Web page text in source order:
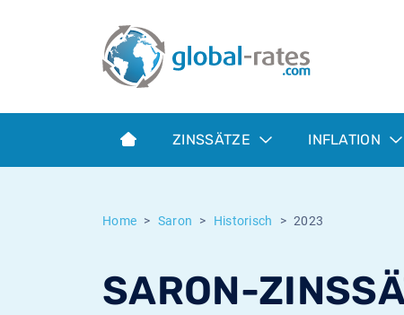
ZINSSÄTZE INFLATION
Home Saron Historisch 2023
SARON-
Term SOFR
Was ist die VPI-Inflation?
Was ist die HVPI-Inflation?
Schweizerische inflation
Historische Euribor-Sätze
Historische ESTER-Sätze
Historische Inflationsraten
Inflationsrechner